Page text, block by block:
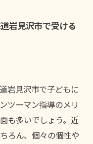
岩見沢市で受ける
岩見沢市で子どもに
ツーマン指導のメリ
も多いでしょう。近
ろん、個々の個性や